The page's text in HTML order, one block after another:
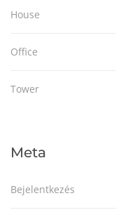
House
Office
Tower
Meta
Bejelentkezés